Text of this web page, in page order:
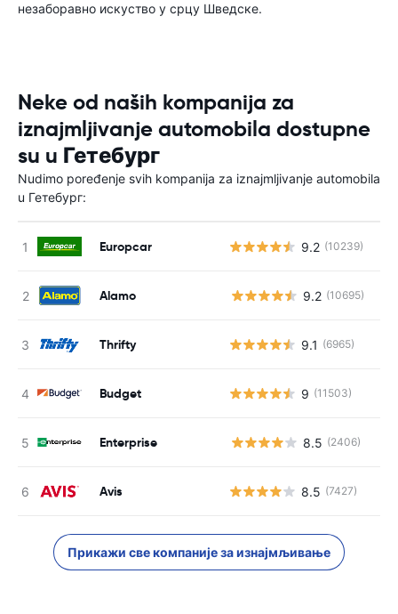
незаборавно искуство у срцу Шведске.
Neke od naših kompanija za
iznajmljivanje automobila dostupne
su u Гетебург
Nudimo poređenje svih kompanija za iznajmljivanje automobila
u Гетебург:
Europcar 9.2 (10239)
Alamo 9.2 (10695)
Thrifty 9.1 (6965)
Budget 9 (11503)
Enterprise 8.5 (2406)
Avis 8.5 (7427)
Прикажи све компаније за изнајмљивање